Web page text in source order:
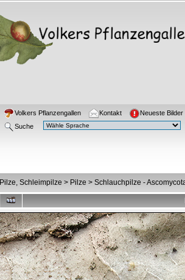
Volkers Pflanzengallen Kontakt
Neueste Bilder
Suche
Pilze, Schleimpilze > Pilze > Schlauchpilze -